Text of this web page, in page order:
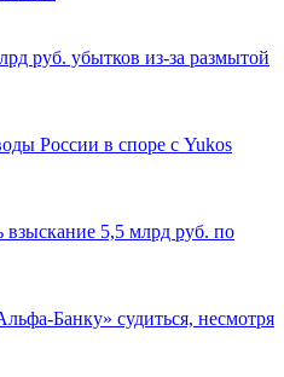
руб. убытков из-за размытой
России в споре с Yukos
взыскание 5,5 млрд руб. по
Банку» судиться, несмотря